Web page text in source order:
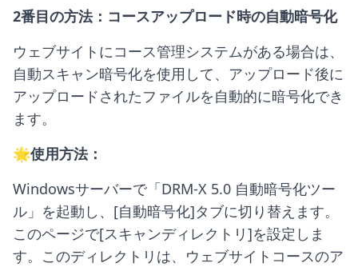
2番目の方法：コースアップロード時の自動暗号化
ウェブサイトにコース管理システムがある場合は、
自動スキャン暗号化を使用して、アップロード後に
アップロードされたファイルを自動的に暗号化でき
ます。
🌟使用方法：
Windowsサーバーで「DRM-X 5.0 自動暗号化ツー
ル」を起動し、[自動暗号化]タブに切り替えます。
このページで[スキャンディレクトリ]を設定しま
す。このディレクトリは、ウェブサイトコースのア